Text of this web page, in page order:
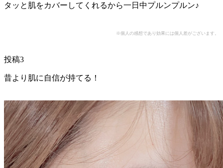
タッと肌をカバーしてくれるから一日中プルンプルン♪
※個人の感想であり効果には個人差がございます。
投稿3
昔より肌に自信が持てる！